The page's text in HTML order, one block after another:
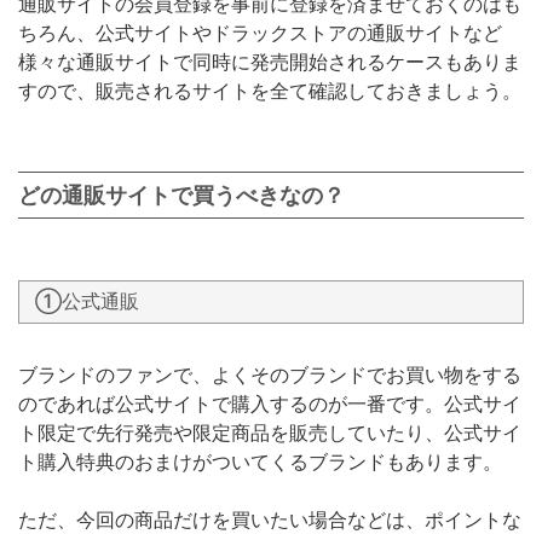
ちろん、公式サイトやドラックストアの通販サイトなど
様々な通販サイトで同時に発売開始されるケースもありま
すので、販売されるサイトを全て確認しておきましょう。
どの通販サイトで買うべきなの？
①公式通販
ブランドのファンで、よくそのブランドでお買い物をする
のであれば公式サイトで購入するのが一番です。公式サイ
ト限定で先行発売や限定商品を販売していたり、公式サイ
ト購入特典のおまけがついてくるブランドもあります。
ただ、今回の商品だけを買いたい場合などは、ポイントな